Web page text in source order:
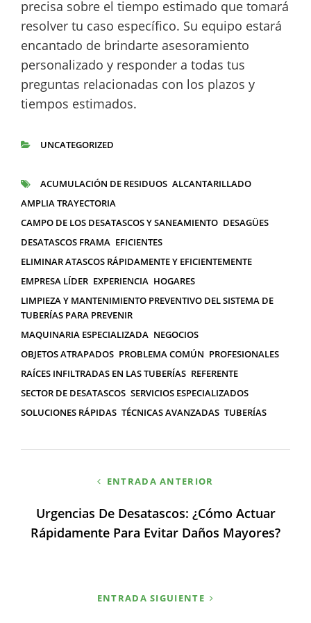
precisa sobre el tiempo estimado que tomará
resolver tu caso específico. Su equipo estará
encantado de brindarte asesoramiento
personalizado y responder a todas tus
preguntas relacionadas con los plazos y
tiempos estimados.
UNCATEGORIZED
ETIQUETAS
ACUMULACIÓN DE RESIDUOS ALCANTARILLADO
AMPLIA TRAYECTORIA
CAMPO DE LOS DESATASCOS Y SANEAMIENTO DESAGÜES
DESATASCOS FRAMA EFICIENTES
ELIMINAR ATASCOS RÁPIDAMENTE Y EFICIENTEMENTE
EMPRESA LÍDER EXPERIENCIA HOGARES
LIMPIEZA Y MANTENIMIENTO PREVENTIVO DEL SISTEMA DE
TUBERÍAS PARA PREVENIR
MAQUINARIA ESPECIALIZADA NEGOCIOS
OBJETOS ATRAPADOS PROBLEMA COMÚN PROFESIONALES
RAÍCES INFILTRADAS EN LAS TUBERÍAS REFERENTE
SECTOR DE DESATASCOS SERVICIOS ESPECIALIZADOS
SOLUCIONES RÁPIDAS TÉCNICAS AVANZADAS TUBERÍAS
entradas
ENTRADA ANTERIOR
Urgencias De Desatascos: ¿Cómo Actuar
Rápidamente Para Evitar Daños Mayores?
ENTRADA SIGUIENTE